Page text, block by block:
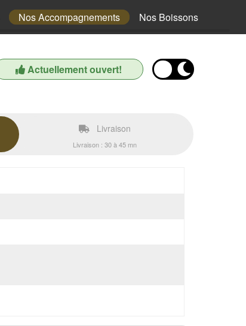
Nos Accompagnements Nos Boissons
Actuellement ouvert!
Livraison
Livraison : 30 à 45 mn